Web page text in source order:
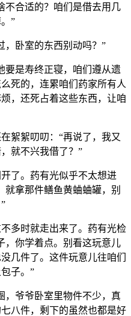
不合适的？咱们是借去用几
”
卧室的东西别动吗？”
要是寿终正寝，咱们遵从遗
死的，连累咱们药家所有人
，还死占着这些东西，让咱
絮絮叨叨：“再说了，我又
就不兴我借了？”
了。药有光似乎不太想进
就拿那件鳝鱼黄蛐蛐罐，别
多时就走出来了。药有光检
，你学着点。别看这玩意儿
几件了。这件玩意儿往咱们
子。”
，爷爷卧室里物件不少，真
八件，剩下的虽然也都是好